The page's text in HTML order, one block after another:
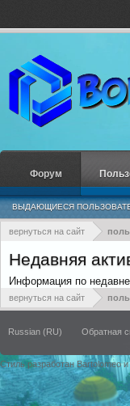
вернуться на сайт
Недавняя
Информация по
вернуться на сайт
Форум
ВЫДАЮЩИЕСЯ
НЕДАВНЯЯ АКТИВНОСТЬ
Russian (RU) Обратная
Стиль разработан Bartolomeo